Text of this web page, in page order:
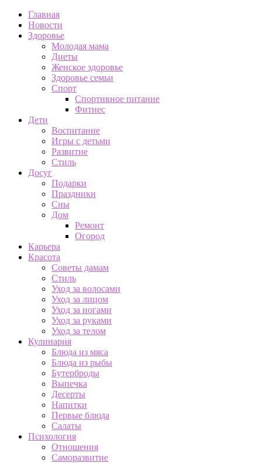
Главная
Новости
Здоровье
Молодая мама
Диеты
Женское здоровье
Здоровье семьи
Спорт
Спортивное питание
Фитнес
Дети
Воспитание
Игры с детьми
Развитие
Стиль
Досуг
Подарки
Праздники
Сны
Дом
Ремонт
Огород
Карьера
Красота
Советы дамам
Стиль
Уход за волосами
Уход за лицом
Уход за ногами
Уход за руками
Уход за телом
Кулинария
Блюда из мяса
Блюда из рыбы
Бутерброды
Выпечка
Десерты
Напитки
Первые блюда
Салаты
Психология
Отношения
Саморазвитие